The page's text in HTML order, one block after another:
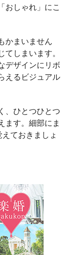
おしゃれ」にこ
かまいません
しまいます。
デザインにリボ
えるビジュアル
、ひとつひとつ
ます。細部にま
ておきましょ